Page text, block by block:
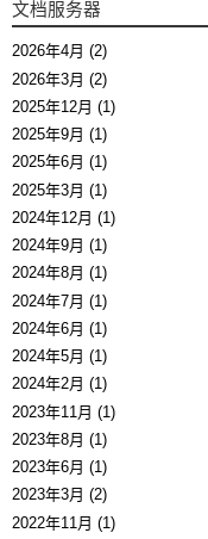
文档服务器
2026年4月 (2)
2026年3月 (2)
2025年12月 (1)
2025年9月 (1)
2025年6月 (1)
2025年3月 (1)
2024年12月 (1)
2024年9月 (1)
2024年8月 (1)
2024年7月 (1)
2024年6月 (1)
2024年5月 (1)
2024年2月 (1)
2023年11月 (1)
2023年8月 (1)
2023年6月 (1)
2023年3月 (2)
2022年11月 (1)